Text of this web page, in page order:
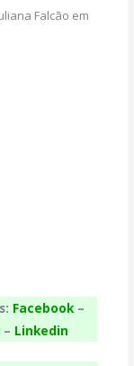
Falcão em
Facebook–
– Linkedin